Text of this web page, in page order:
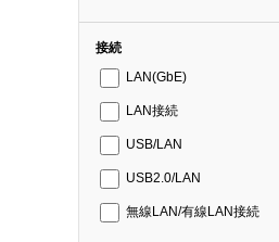
接続
LAN(GbE)
LAN接続
USB/LAN
USB2.0/LAN
無線LAN/有線LAN接続